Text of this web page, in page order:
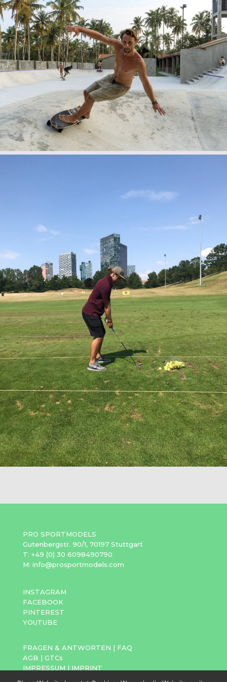
PRO SPORTMODELS
Gutenbergstr. 90/1, 70197 Stuttgart
T: +49 (0) 30 6098490790
M: info@prosportmodels.com
INSTAGRAM
FACEBOOK
PINTEREST
YOUTUBE
FRAGEN & ANTWORTEN | FAQ
AGB | GTCs
IMPRESSUM | IMPRINT